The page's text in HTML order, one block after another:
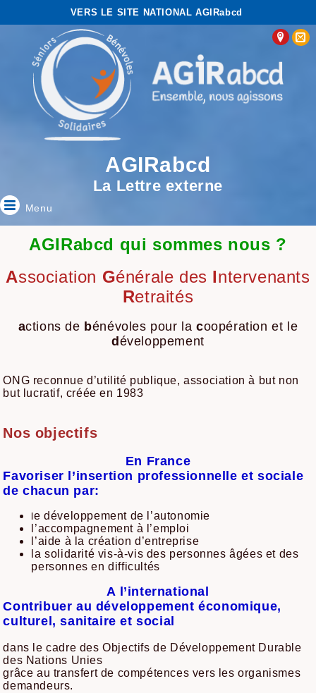
VERS LE SITE NATIONAL AGIRabcd
AGIRabcd
La Lettre externe
Menu
AGIRabcd qui sommes nous ?
Association Générale des Intervenants
Retraités
actions de bénévoles pour lacoopération et le
d éveloppement
ONG reconnue d’utilité publique, association à but non
but lucratif, créée en 1983
Nos objectifs
En France
Favoriser l’insertion professionnelle et sociale
de chacun par:
le développement de l’autonomie
l’accompagnement à l’emploi
l’aide à la création d’entreprise
la solidarité vis-à-vis des personnes âgées et des
personnes en difficultés
A l’international
Contribuer au développement économique,
culturel, sanitaire et social
dans le cadre des Objectifs de Développement Durable
des Nations Unies
grâce au transfert de compétences vers les organismes
demandeurs.